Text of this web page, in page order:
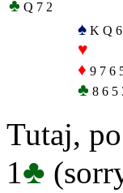
♣ Q 7 2
♠ K Q
♥
♦ 9 7 6
♣ 8 6 5
Tutaj,
1♣